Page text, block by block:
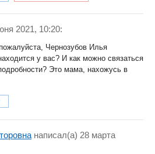
2021, 10:20:
Чернозубов Илья
у вас? И как можно связаться
Это мама, нахожусь в
написал(a) 28 марта